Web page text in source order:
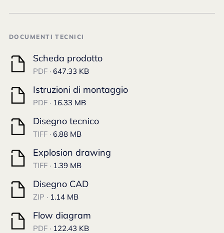
DOCUMENTI TECNICI
Scheda prodotto
PDF · 647.33 KB
Istruzioni di montaggio
PDF · 16.33 MB
Disegno tecnico
TIFF · 6.88 MB
Explosion drawing
TIFF · 1.39 MB
Disegno CAD
ZIP · 1.14 MB
Flow diagram
PDF · 122.43 KB